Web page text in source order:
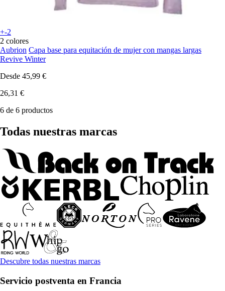
+-2
2 colores
Aubrion Capa base para equitación de mujer con mangas largas
Revive Winter
Desde 45,99 €
26,31 €
6 de 6 productos
Todas nuestras marcas
Descubre todas nuestras marcas
Servicio postventa en Francia